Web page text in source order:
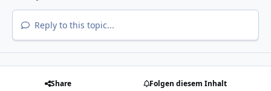
Reply to this topic...
Share Folgen diesem Inhalt